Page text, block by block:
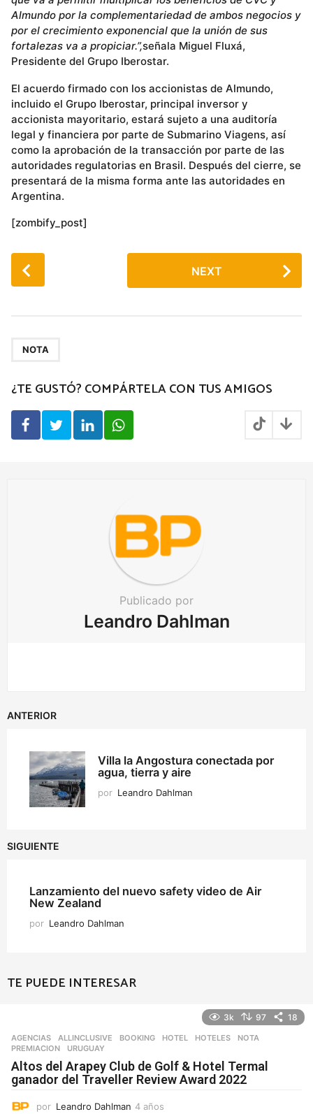
Almundo por la complementariedad de ambos negocios y
por el crecimiento exponencial que la unión de sus
fortalezas va a propiciar.”,señala Miguel Fluxá,
Presidente del Grupo Iberostar.
El acuerdo firmado con los accionistas de Almundo,
incluido el Grupo Iberostar, principal inversor y
accionista mayoritario, estará sujeto a una auditoría
legal y financiera por parte de Submarino Viagens, así
como la aprobación de la transacción por parte de las
autoridades regulatorias en Brasil. Después del cierre, se
presentará de la misma forma ante las autoridades en
Argentina.
[zombify_post]
P
o
i
n
t
NEXT
NOTA
¿TE GUSTÓ? COMPÁRTELA CON TUS AMIGOS
Publicado por
Leandro Dahlman
ANTERIOR
Villa la Angostura conectada por
agua, tierra y aire
por Leandro Dahlman
SIGUIENTE
Lanzamiento del nuevo safety video de Air
New Zealand
por Leandro Dahlman
TE PUEDE INTERESAR
3k 97 18
AGENCIAS ALLINCLUSIVE ,BOOKING ,HOTEL ,HOTELES ,NOTA
PREMIACION
,URUGUAY
Altos del Arapey Club de Golf & Hotel Termal
ganador del Traveller Review Award 2022
por Leandro Dahlman 4 años